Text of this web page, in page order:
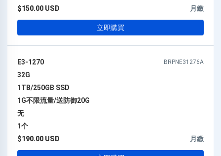
$150.00 USD
月繳
立即購買
E3-1270 BRPNE31276A
32G
1TB/250GB SSD
1G不限流量/送防御20G
无
1个
$190.00 USD
月繳